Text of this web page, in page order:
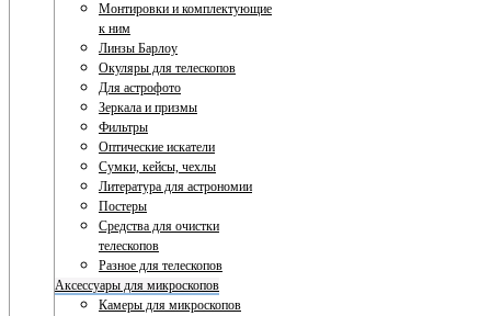
Монтировки и комплектующие
к ним
Линзы Барлоу
Окуляры для телескопов
Для астрофото
Зеркала и призмы
Фильтры
Оптические искатели
Сумки, кейсы, чехлы
Литература для астрономии
Постеры
Средства для очистки
телескопов
Разное для телескопов
Аксессуары для микроскопов
Камеры для микроскопов